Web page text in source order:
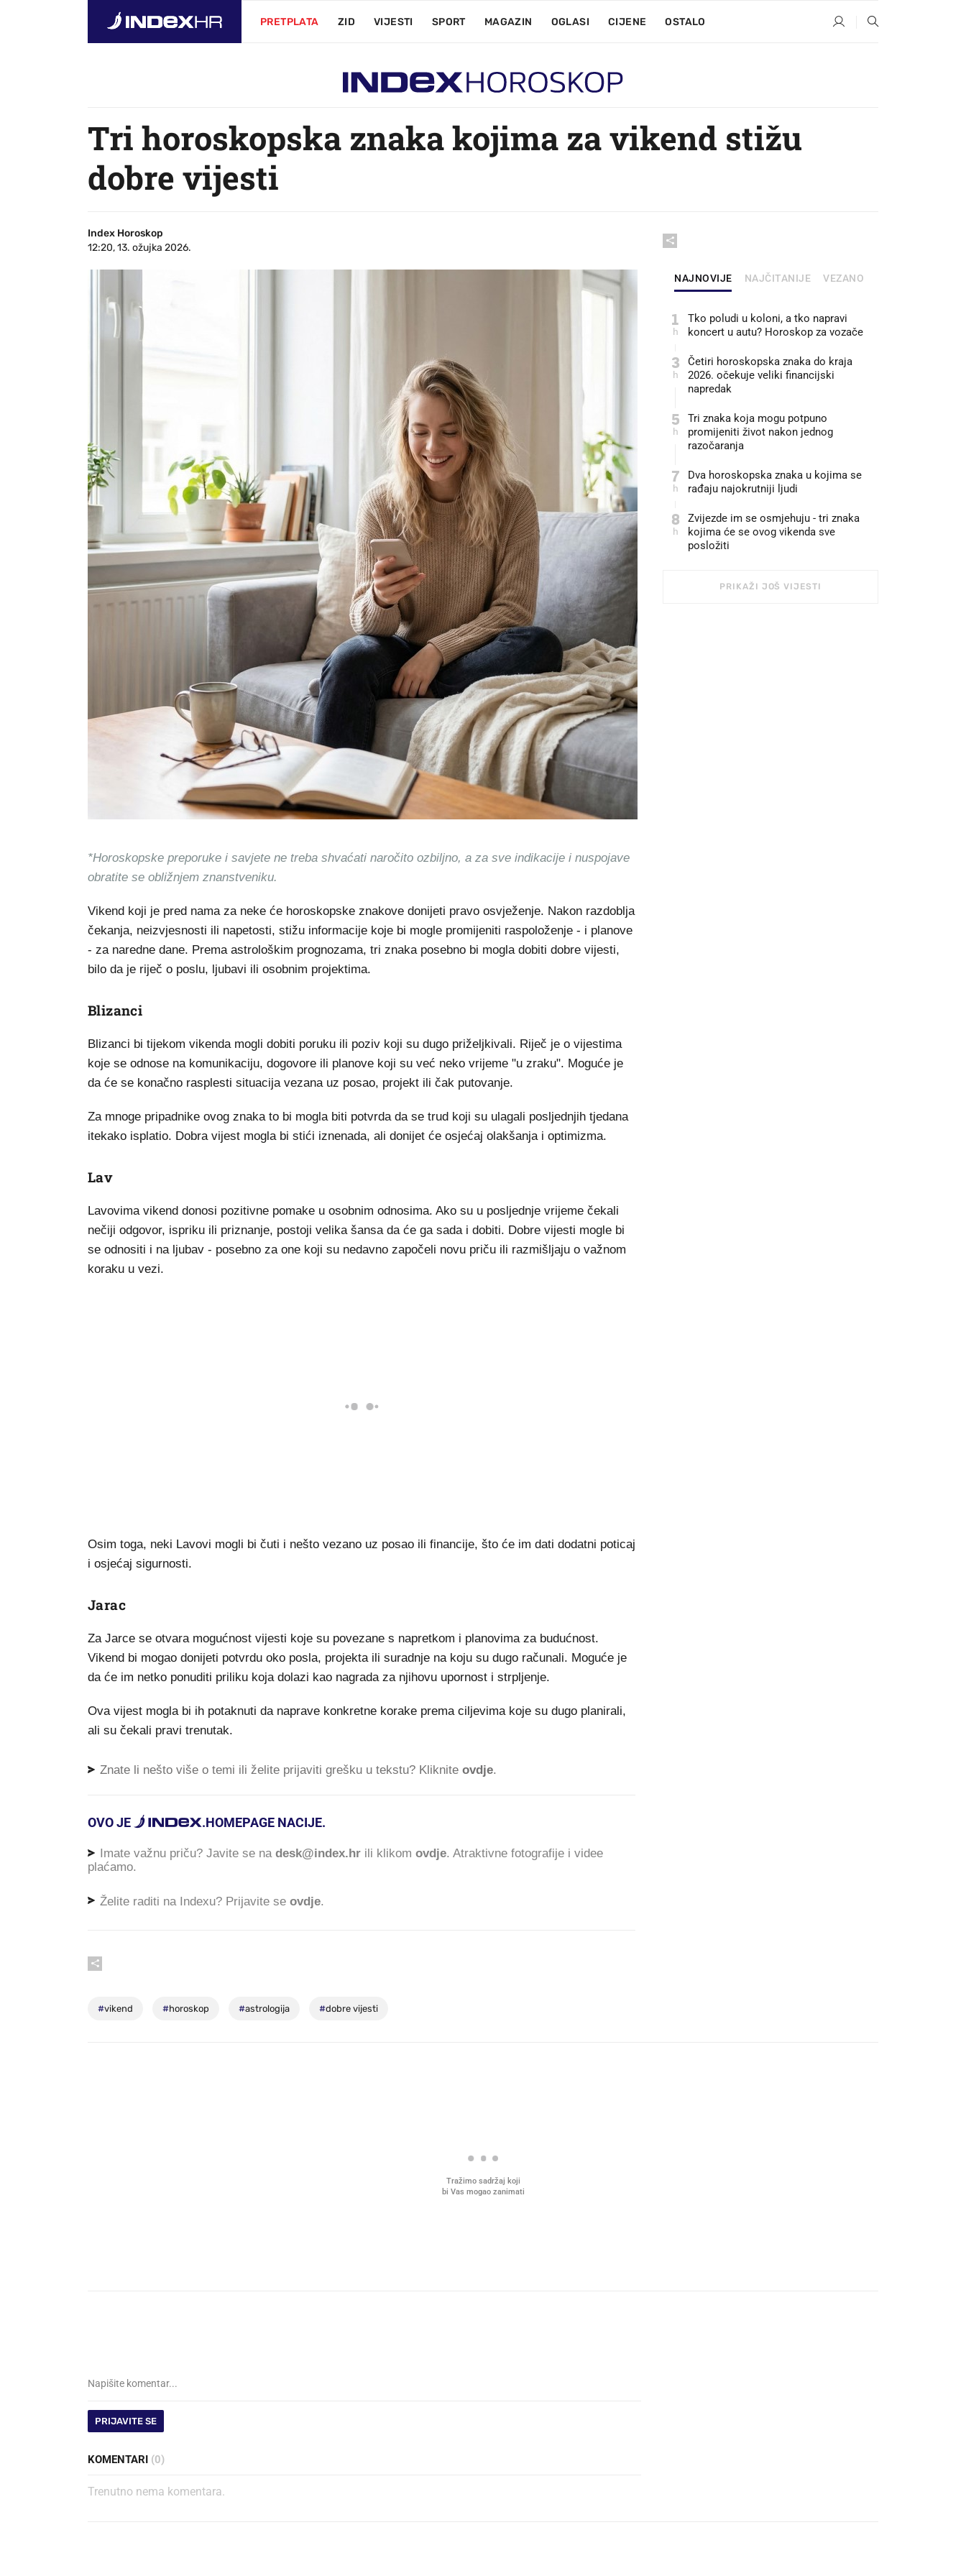
PRETPLATA ZID VIJESTI SPORT MAGAZIN OGLASI CIJENE OSTALO
Tri horoskopska znaka kojima za vikend stižu
dobre vijesti
Index Horoskop
12:20, 13. ožujka 2026.
*Horoskopske preporuke i savjete ne treba shvaćati naročito ozbiljno, a za sve indikacije i nuspojave
obratite se obližnjem znanstveniku.
Vikend koji je pred nama za neke će horoskopske znakove donijeti pravo osvježenje. Nakon razdoblja
čekanja, neizvjesnosti ili napetosti, stižu informacije koje bi mogle promijeniti raspoloženje - i planove
- za naredne dane. Prema astrološkim prognozama, tri znaka posebno bi mogla dobiti dobre vijesti,
bilo da je riječ o poslu, ljubavi ili osobnim projektima.
Blizanci
Blizanci bi tijekom vikenda mogli dobiti poruku ili poziv koji su dugo priželjkivali. Riječ je o vijestima
koje se odnose na komunikaciju, dogovore ili planove koji su već neko vrijeme "u zraku". Moguće je
da će se konačno rasplesti situacija vezana uz posao, projekt ili čak putovanje.
Za mnoge pripadnike ovog znaka to bi mogla biti potvrda da se trud koji su ulagali posljednjih tjedana
itekako isplatio. Dobra vijest mogla bi stići iznenada, ali donijet će osjećaj olakšanja i optimizma.
Lav
Lavovima vikend donosi pozitivne pomake u osobnim odnosima. Ako su u posljednje vrijeme čekali
nečiji odgovor, ispriku ili priznanje, postoji velika šansa da će ga sada i dobiti. Dobre vijesti mogle bi
se odnositi i na ljubav - posebno za one koji su nedavno započeli novu priču ili razmišljaju o važnom
koraku u vezi.
Osim toga, neki Lavovi mogli bi čuti i nešto vezano uz posao ili financije, što će im dati dodatni poticaj
i osjećaj sigurnosti.
Jarac
Za Jarce se otvara mogućnost vijesti koje su povezane s napretkom i planovima za budućnost.
Vikend bi mogao donijeti potvrdu oko posla, projekta ili suradnje na koju su dugo računali. Moguće je
da će im netko ponuditi priliku koja dolazi kao nagrada za njihovu upornost i strpljenje.
Ova vijest mogla bi ih potaknuti da naprave konkretne korake prema ciljevima koje su dugo planirali,
ali su čekali pravi trenutak.
Znate li nešto više o temi ili želite prijaviti grešku u tekstu? Kliknite ovdje.
OVO JE .HOMEPAGE NACIJE.
Imate važnu priču? Javite se na desk@index.hr ili klikom ovdje. Atraktivne fotografije i videe
plaćamo.
Želite raditi na Indexu? Prijavite se ovdje.
#vikend #horoskop #astrologija #dobre vijesti
NAJNOVIJE NAJČITANIJE VEZANO
1
h
Tko poludi u koloni, a tko napravi
koncert u autu? Horoskop za vozače
3
h
Četiri horoskopska znaka do kraja
2026. očekuje veliki financijski
napredak
5
h
Tri znaka koja mogu potpuno
promijeniti život nakon jednog
razočaranja
7
h
Dva horoskopska znaka u kojima se
rađaju najokrutniji ljudi
8
h
Zvijezde im se osmjehuju - tri znaka
kojima će se ovog vikenda sve
posložiti
PRIKAŽI JOŠ VIJESTI
Tražimo sadržaj koji
bi Vas mogao zanimati
PRIJAVITE SE
KOMENTARI (0)
Trenutno nema komentara.